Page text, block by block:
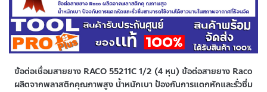
ข้อต่อเชื่อมสายยาง RACO 55211C 1/2 (4 หุน) ข้อต่อสายยาง Raco
ผลิตจากพลาสติกคุณภาพสูง น้ำหนักเบา ป้องกันการแตกหักและรั่วซึ่ม